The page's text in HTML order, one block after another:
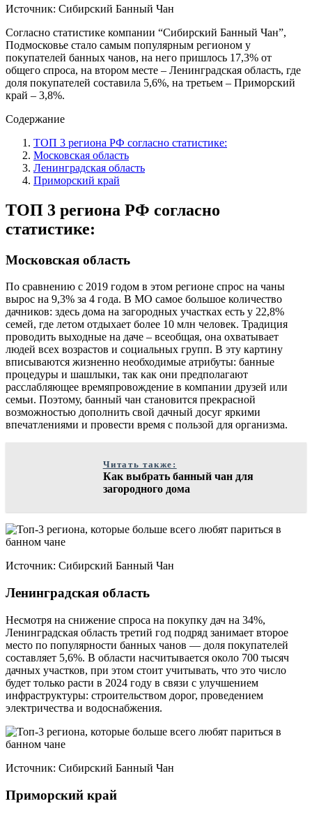
Источник: Сибирский Банный Чан
Согласно статистике компании “Сибирский Банный Чан”,
Подмосковье стало самым популярным регионом у
покупателей банных чанов, на него пришлось 17,3% от
общего спроса, на втором месте – Ленинградская область, где
доля покупателей составила 5,6%, на третьем – Приморский
край – 3,8%.
Содержание
ТОП 3 региона РФ согласно статистике:
Московская область
Ленинградская область
Приморский край
ТОП 3 региона РФ согласно
статистике:
Московская область
По сравнению с 2019 годом в этом регионе спрос на чаны
вырос на 9,3% за 4 года. В МО самое большое количество
дачников: здесь дома на загородных участках есть у 22,8%
семей, где летом отдыхает более 10 млн человек. Традиция
проводить выходные на даче – всеобщая, она охватывает
людей всех возрастов и социальных групп. В эту картину
вписываются жизненно необходимые атрибуты: банные
процедуры и шашлыки, так как они предполагают
расслабляющее времяпровождение в компании друзей или
семьи. Поэтому, банный чан становится прекрасной
возможностью дополнить свой дачный досуг яркими
впечатлениями и провести время с пользой для организма.
Читать также:
Как выбрать банный чан для
загородного дома
Источник: Сибирский Банный Чан
Ленинградская область
Несмотря на снижение спроса на покупку дач на 34%,
Ленинградская область третий год подряд занимает второе
место по популярности банных чанов — доля покупателей
составляет 5,6%. В области насчитывается около 700 тысяч
дачных участков, при этом стоит учитывать, что это число
будет только расти в 2024 году в связи с улучшением
инфраструктуры: строительством дорог, проведением
электричества и водоснабжения.
Источник: Сибирский Банный Чан
Приморский край